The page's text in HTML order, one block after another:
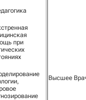
при
Высшее